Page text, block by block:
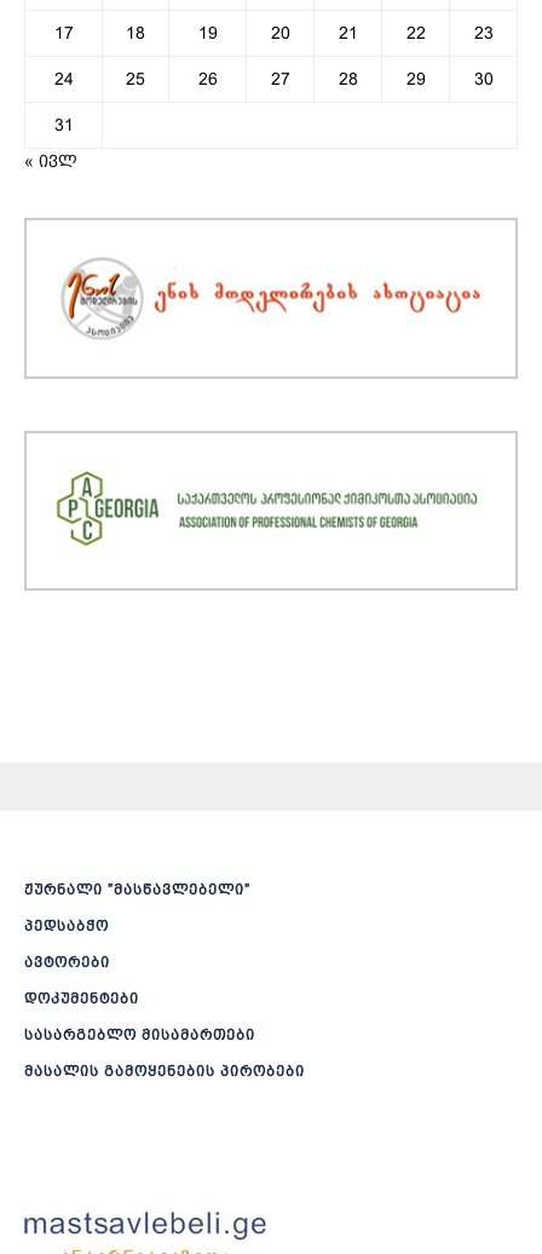
17 18 19 20 21 22 23
24 25 26 27 28 29 30
31
« ივლ
ჟურნალი ”მასწავლებელი”
პედსაბჭო
ავტორები
დოკუმენტები
სასარგებლო მისამართები
მასალის გამოყენების პირობები